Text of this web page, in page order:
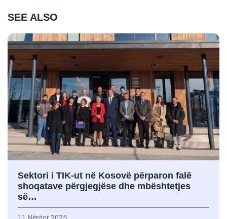
SEE ALSO
Sektori i TIK-ut në Kosovë përparon falë
shoqatave përgjegjëse dhe mbështetjes
së…
11 Nëntor 2025